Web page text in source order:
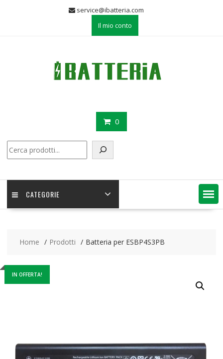
service@ibatteria.com
Il mio conto
0
CATEGORIE
Home Prodotti Batteria per ESBP4S3PB
IN OFFERTA!